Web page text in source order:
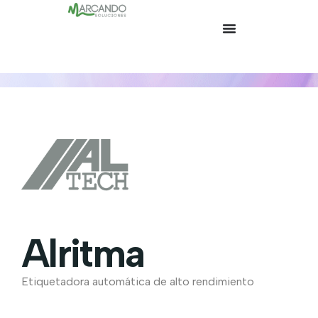
Alritma
Etiquetadora automática de alto rendimiento